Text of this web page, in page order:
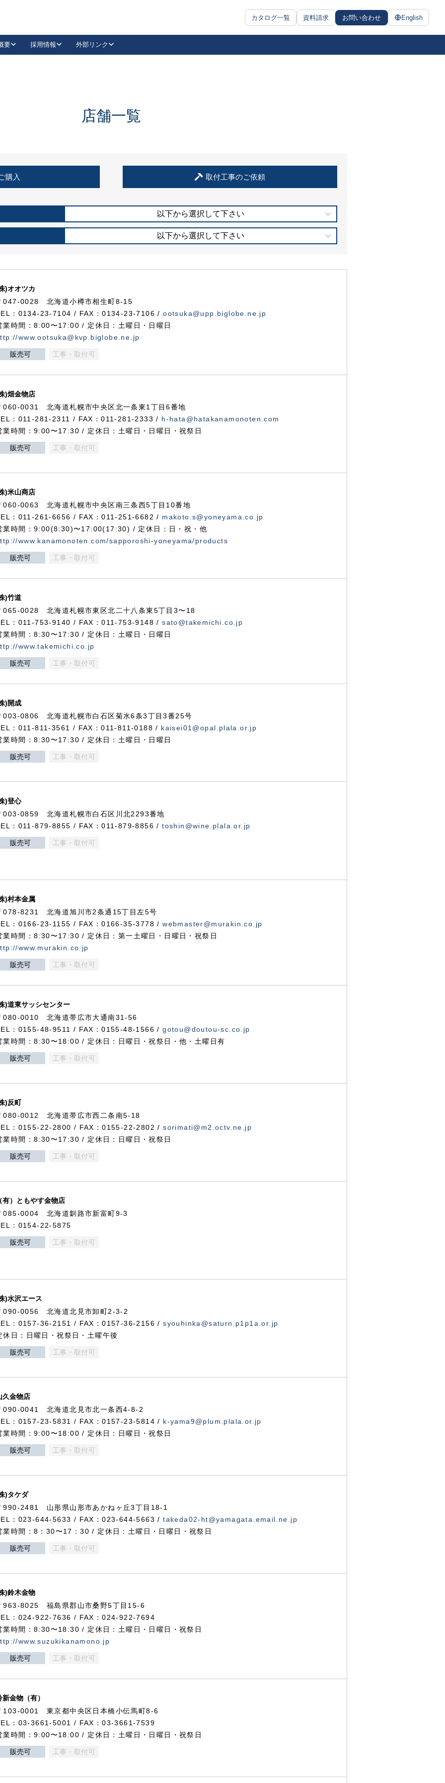
カタログ一覧 資料請求 お問い合わせ English
抗ウイルス・抗菌製品
要 採用情報 外部リンク
LinkedIn
住宅使用部材標準化推進協議会
店舗一覧
購入 取付工事のご依頼
以下から選択して下さい
以下から選択して下さい
)オオツカ
047-0028 北海道小樽市相生町8-15
：0134-23-7104 / FAX：0134-23-7106 /ootsuka@upp.biglobe.ne.jp
業時間：8:00〜17:00 / 定休日：土曜日・日曜日
www.ootsuka@kvp.biglobe.ne.jp
販売可 工事・取付可
)畑金物店
060-0031 北海道札幌市中央区北一条東1丁目6番地
：011-281-2311 / FAX：011-281-2333 / h-hata@hatakanamonoten.com
業時間：9:00〜17:30 / 定休日：土曜日・日曜日・祝祭日
販売可 工事・取付可
)米山商店
060-0063 北海道札幌市中央区南三条西5丁目10番地
：011-261-6656 / FAX：011-251-6682 / makoto.s@yoneyama.co.jp
業時間：9:00(8:30)〜17:00(17:30) / 定休日：日・祝・他
www.kanamonoten.com/sapporoshi-yoneyama/products
販売可 工事・取付可
)竹道
065-0028 北海道札幌市東区北二十八条東5丁目3〜18
：011-753-9140 / FAX：011-753-9148 /sato@takemichi.co.jp
業時間：8:30〜17:30 / 定休日：土曜日・日曜日
www.takemichi.co.jp
販売可 工事・取付可
)開成
003-0806 北海道札幌市白石区菊水6条3丁目3番25号
：011-811-3561 / FAX：011-811-0188 / kaisei01@opal.plala.or.jp
業時間：8:30〜17:30 / 定休日：土曜日・日曜日
販売可 工事・取付可
)登心
003-0859 北海道札幌市白石区川北2293番地
：011-879-8855 / FAX：011-879-8856 /toshin@wine.plala.or.jp
販売可 工事・取付可
)村本金属
078-8231 北海道旭川市2条通15丁目左5号
：0166-23-1155 / FAX：0166-35-3778 /webmaster@murakin.co.jp
業時間：8:30〜17:30 / 定休日：第一土曜日・日曜日・祝祭日
www.murakin.co.jp
販売可 工事・取付可
)道東サッシセンター
080-0010 北海道帯広市大通南31-56
：0155-48-9511 / FAX：0155-48-1566 /gotou@doutou-sc.co.jp
業時間：8:30〜18:00 / 定休日：日曜日・祝祭日・他・土曜日有
販売可 工事・取付可
)反町
080-0012 北海道帯広市西二条南5-18
：0155-22-2800 / FAX：0155-22-2802 /sorimati@m2.octv.ne.jp
業時間：8:30〜17:30 / 定休日：日曜日・祝祭日
販売可 工事・取付可
有）ともやす金物店
085-0004 北海道釧路市新富町9-3
：0154-22-5875
販売可 工事・取付可
)水沢エース
090-0056 北海道北見市卸町2-3-2
：0157-36-2151 / FAX：0157-36-2156 /syouhinka@saturn.p1p1a.or.jp
休日：日曜日・祝祭日・土曜午後
販売可 工事・取付可
久金物店
090-0041 北海道北見市北一条西4-8-2
：0157-23-5831 / FAX：0157-23-5814 / k-yama9@plum.plala.or.jp
業時間：9:00〜18:00 / 定休日：日曜日・祝祭日
販売可 工事・取付可
)タケダ
990-2481 山形県山形市あかねヶ丘3丁目18-1
：023-644-5633 / FAX：023-644-5663 /takeda02-ht@yamagata.email.ne.jp
業時間：8：30〜17：30 / 定休日：土曜日・日曜日・祝祭日
販売可 工事・取付可
)鈴木金物
963-8025 福島県郡山市桑野5丁目15-6
：024-922-7636 / FAX：024-922-7694
業時間：8:30〜18:30 / 定休日：土曜日・日曜日・祝祭日
www.suzukikanamono.jp
販売可 工事・取付可
新金物（有）
103-0001 東京都中央区日本橋小伝馬町8-6
：03-3661-5001 / FAX：03-3661-7539
業時間：9:00〜18:00 / 定休日：土曜日・日曜日・祝祭日
販売可 工事・取付可